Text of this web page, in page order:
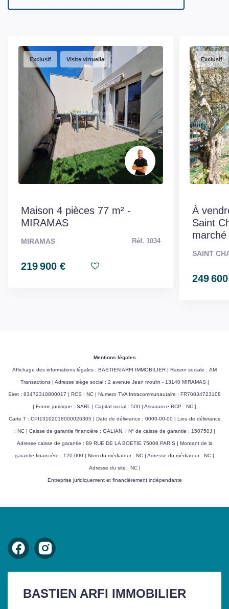
Exclusif Visite virtuelle
Maison 4 pièces 77 m² -
MIRAMAS
MIRAMAS Réf. 1034
219 900 €
Exclusif
À
Saint
marché
SAINT
249
Mentions légales
Affichage des informations légales : BASTIEN ARFI IMMOBILIER | Raison sociale : AM
Transactions | Adresse siège social : 2 avenue Jean moulin - 13140 MIRAMAS |
Siret : 83472310800017 | RCS : NC | Numero TVA Intracommunautaire : FR70834723108
| Forme juridique : SARL | Capital social : 500 | Assurance RCP : NC |
Carte T : CPI13102018000026305 | Date de délivrance : 0000-00-00 | Lieu de délivrance
: NC | Caisse de garantie financière : GALIAN. | N° de caisse de garantie : 150750J |
Adresse caisse de garantie : 89 RUE DE LA BOETIE 75008 PARIS | Montant de la
garantie financière : 120 000 | Nom du médiateur : NC | Adresse du médiateur : NC |
Adresse du site : NC |
Entreprise juridiquement et financièrement indépendante
BASTIEN ARFI IMMOBILIER